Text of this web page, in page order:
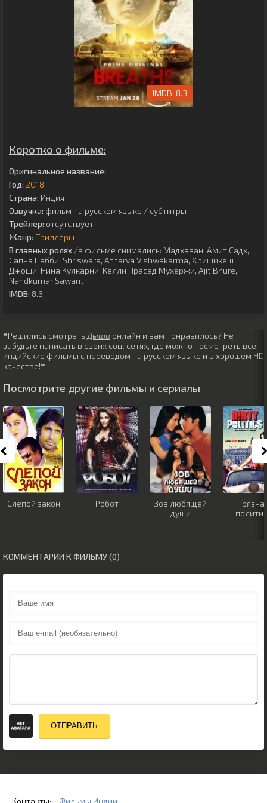
8.3
Коротко о фильме:
Оригинальное название:
Год: 2018
Страна: Индия
Озвучка: фильм на русском языке / субтитры
Трейлер: отсутствует
Жанр: Триллеры
В главных ролях /в фильме снимались: Мадхаван, Амит Садх,
Сапна Пабби, Shriswara, Atharva Vishwakarma, Хришикеш
Джоши, Нина Кулкарни, Келли Прасад Мухержи, Ajit Bhure,
Nandkumar Sawant
IMDB: 8.3
❝Решились смотреть Дыши онлайн и вам понравилось? Не
забудьте написать в своих соц. сетях, где можно посмотреть все
индийские фильмы с переводом на русском языке и в хорошем HD
качестве!❝
Посмотрите другие фильмы и сериалы
Слепой закон Робот
Зов любящей
души
КОММЕНТАРИИ К ФИЛЬМУ (0)
ОТПРАВИТЬ
Контакты: Фильмы Индии